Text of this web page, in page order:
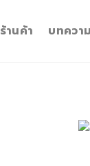
ร้านค้า บทควา